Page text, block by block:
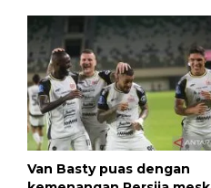
Van Basty puas dengan